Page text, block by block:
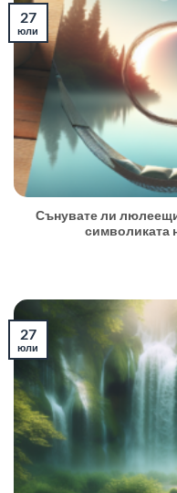
Сънувате ли
символиката
27
юли
27
юли